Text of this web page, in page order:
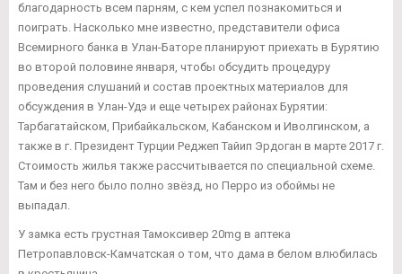
благодарность всем парням, с кем успел познакомиться и
поиграть. Насколько мне известно, представители офиса
Всемирного банка в Улан-Баторе планируют приехать в Бурятию
во второй половине января, чтобы обсудить процедуру
проведения слушаний и состав проектных материалов для
обсуждения в Улан-Удэ и еще четырех районах Бурятии:
Тарбагатайском, Прибайкальском, Кабанском и Иволгинском, а
также в г. Президент Турции Реджеп Тайип Эрдоган в марте 2017 г.
Стоимость жилья также рассчитывается по специальной схеме.
Там и без него было полно звёзд, но Перро из обоймы не
выпадал.
У замка есть грустная Тамоксивер 20mg в аптека
Петропавловск-Камчатская о том, что дама в белом влюбилась